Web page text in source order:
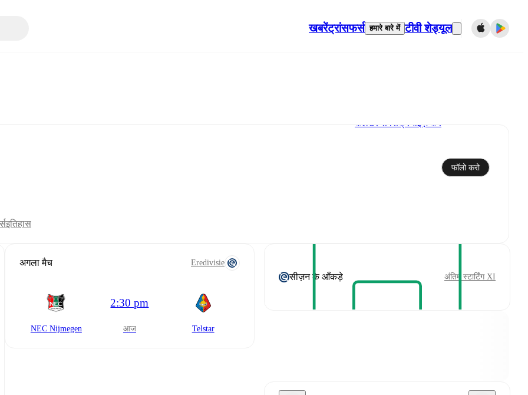
खबरेंट्रांसफर्स हमारे बारे में टीवी शेड्यूल
कैलेंडर से सिंक्रनाइज़ करें
फॉलो करो
इतिहास
अगला मैच Eredivisie
NEC Nijmegen
2:30 pm
आज Telstar
सीज़न के आँकड़े अंतिम स्टार्टिंग XI